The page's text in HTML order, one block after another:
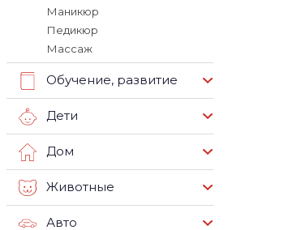
Маникюр
Педикюр
Массаж
Обучение, развитие
Дети
Дом
Животные
Авто